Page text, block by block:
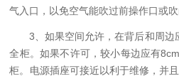
气入口，以免空气能吹过前操作口或吹
3、如果空间允许，在背后和周边
全柜。如果不许可，较小每边应有
柜。电源插座可接近以利于维修，并